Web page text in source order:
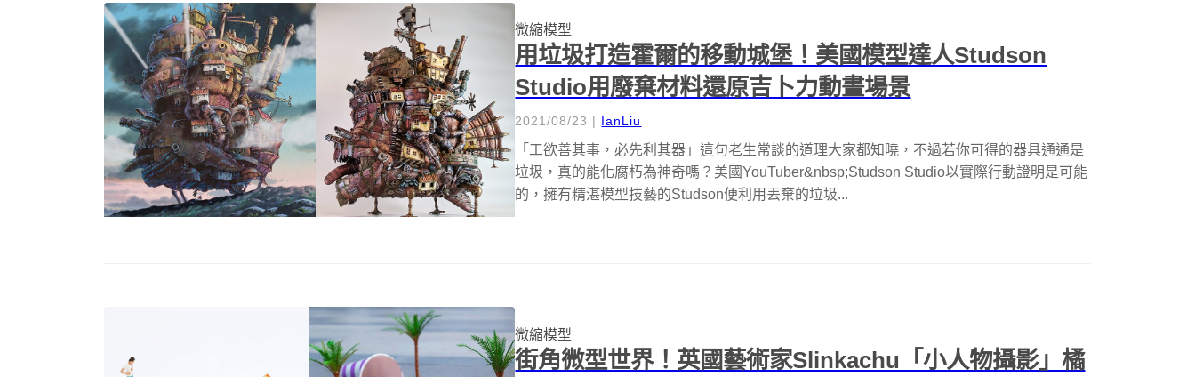
微縮模型
用垃圾打造霍爾的移動城堡！美國模型達人Studson
Studio用廢棄材料還原吉卜力動畫場景
2021/08/23 | IanLiu
「工欲善其事，必先利其器」這句老生常談的道理大家都知曉，不過若你可得的器具通通是
垃圾，真的能化腐朽為神奇嗎？美國YouTuber&nbsp;Studson Studio以實際行動證明是可能
的，擁有精湛模型技藝的Studson便利用丟棄的垃圾...
微縮模型
街角微型世界！英國藝術家Slinkachu「小人物攝影」橘